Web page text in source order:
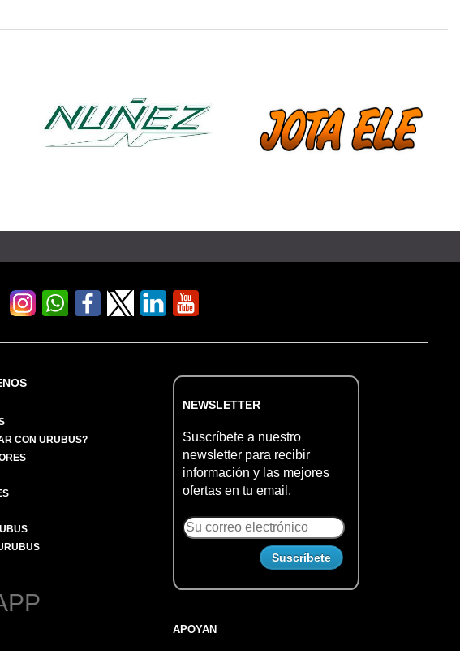
CON URUBUS?
NEWSLETTER
Suscríbete a nuestro
newsletter para recibir
información y las mejores
ofertas en tu email.
APOYAN